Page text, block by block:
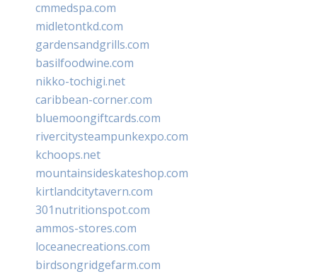
cmmedspa.com
midletontkd.com
gardensandgrills.com
basilfoodwine.com
nikko-tochigi.net
caribbean-corner.com
bluemoongiftcards.com
rivercitysteampunkexpo.com
kchoops.net
mountainsideskateshop.com
kirtlandcitytavern.com
301nutritionspot.com
ammos-stores.com
loceanecreations.com
birdsongridgefarm.com